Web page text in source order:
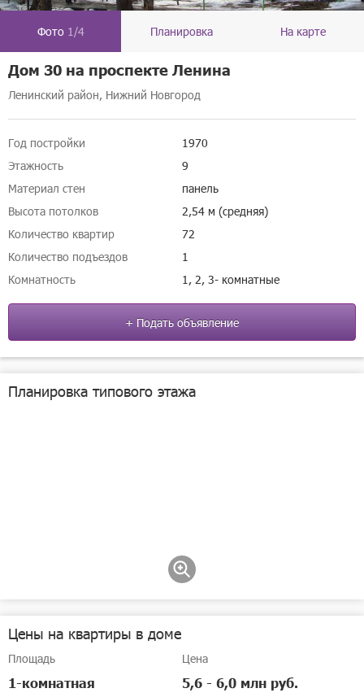
Фото 1/4 Планировка На карте
Дом 30 на проспекте Ленина
Ленинский район, Нижний Новгород
Год постройки
1970
Этажность
9
Материал стен
панель
Высота потолков
2,54 м (средняя)
Количество квартир
72
Количество подъездов
1
Комнатность
1, 2, 3- комнатные
+ Подать объявление
Планировка типового этажа
Цены на квартиры в доме
Площадь Цена
1-комнатная 5,6 - 6,0 млн руб.